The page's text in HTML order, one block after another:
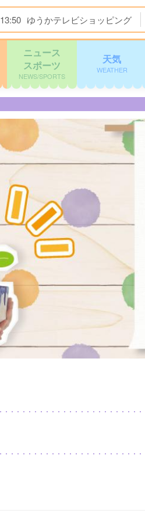
13:50 ゆうかテレビショッピング
ニュース
スポーツ
NEWS/SPORTS
天気
WEATHER